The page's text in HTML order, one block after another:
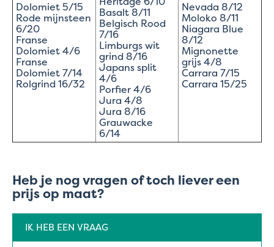
Dolomiet 5/15
Rode mijnsteen
6/20
Franse
Dolomiet 4/6
Franse
Dolomiet 7/14
Rolgrind 16/32
Basalt 8/11
Belgisch Rood
7/16
Limburgs wit
grind 8/16
Japans split
4/6
Porfier 4/6
Jura 4/8
Jura 8/16
Grauwacke
6/14
Nevada 8/12
Moloko 8/11
Niagara Blue
8/12
Mignonette
grijs 4/8
Carrara 7/15
Carrara 15/25
Heb je nog vragen of toch liever een
prijs op maat?
Aanvraag
type
(Vereist)
IK HEB EEN VRAAG